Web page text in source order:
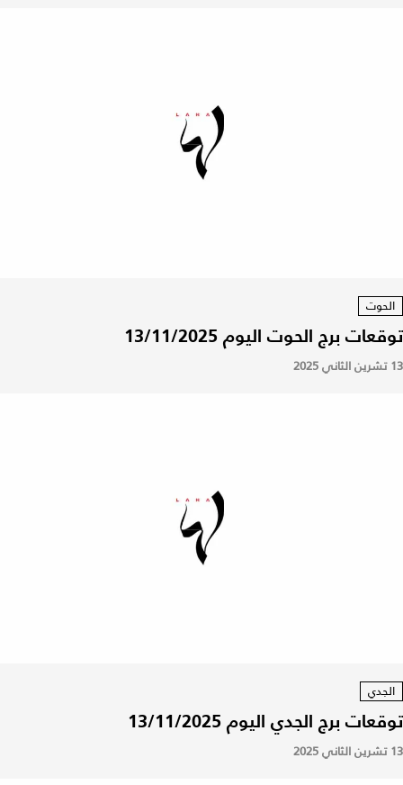
الحوت
توقعات برج الحوت اليوم 13/11/2025
13 تشرين الثاني 2025
الجدي
توقعات برج الجدي اليوم 13/11/2025
13 تشرين الثاني 2025